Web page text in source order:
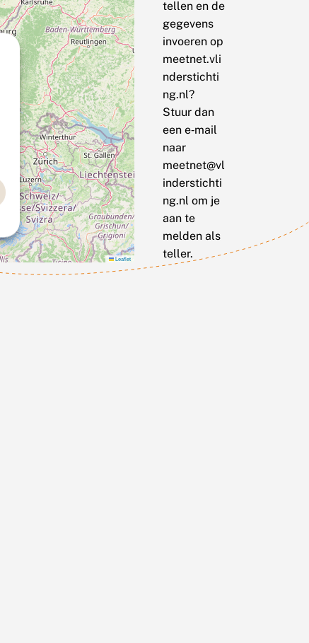
Leaflet
tellen en de
gegevens
invoeren op
meetnet.vli
nderstichti
ng.nl?
Stuur dan
een e‑mail
naar
meetnet@vl
inderstichti
ng.nl om je
aan te
melden als
teller.